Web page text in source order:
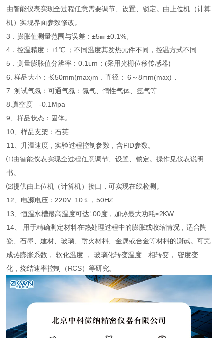
由智能仪表实现全过程任意需要调节、设置、锁定。由上位机（计算
机）实现界面参数修改。
3．膨胀值测量范围与误差：±5㎜±0.1%。
4．控温精度：±1℃ ；不同温度其发热元件不同，控温方式不同；
5．测量膨胀值分辨率：0.1um；(采用光栅位移传感器)
6. 样品大小：长50mm(max)m，直径： 6～8mm(max)，
7. 测试气氛：可通气氛：氮气、惰性气体、氩气等
8.真空度：-0.1Mpa
9、样品状态：固体。
10、样品支架：石英
11、升温速度，实验过程控制参数，含PID参数。
⑴由智能仪表实现全过程任意调节、设置、锁定。操作见仪表说明
书。
⑵提供由上位机（计算机）接口，可实现在线检测。
12、电源电压：220V±10﹪，50HZ
13、恒温水槽最高温度可达100度，加热最大功耗≤2KW
14、 用于精确测定材料在热处理过程中的膨胀或收缩情况，适合陶
瓷、石墨、建材、玻璃、耐火材料、金属或合金等材料的测试。可完
成热膨胀系数， 软化温度 ， 玻璃化转变温度，相转变， 密度变
化，烧结速率控制（RCS）等研究。